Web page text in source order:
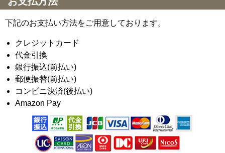
下記のお支払い方法をご用意しております。
クレジットカード
代金引換
銀行振込(前払い)
郵便振替(前払い)
コンビニ決済(後払い)
Amazon Pay